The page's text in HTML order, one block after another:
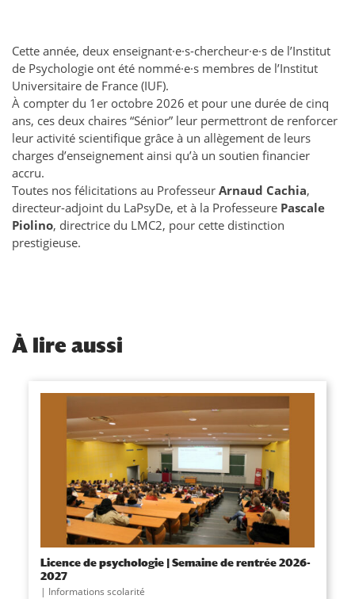
Cette année, deux enseignant·e·s-chercheur·e·s de l’Institut
de Psychologie ont été nommé·e·s membres de l’Institut
Universitaire de France (IUF).
À compter du 1er octobre 2026 et pour une durée de cinq
ans, ces deux chaires “Sénior” leur permettront de renforcer
leur activité scientifique grâce à un allègement de leurs
charges d’enseignement ainsi qu’à un soutien financier
accru.
Toutes nos félicitations au Professeur Arnaud Cachia,
directeur-adjoint du LaPsyDe, et à la Professeure Pascale
Piolino, directrice du LMC2, pour cette distinction
prestigieuse.
À lire aussi
Licence de psychologie | Semaine de rentrée 2026-
2027
Informations scolarité